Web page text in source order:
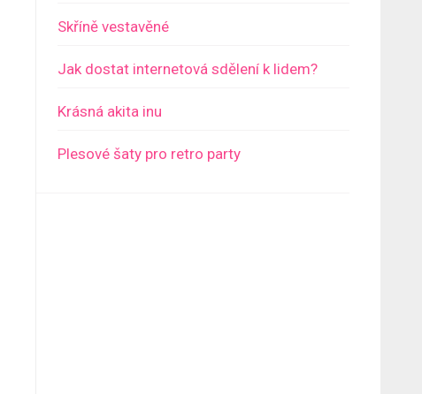
Skříně vestavěné
Jak dostat internetová sdělení k lidem?
Krásná akita inu
Plesové šaty pro retro party